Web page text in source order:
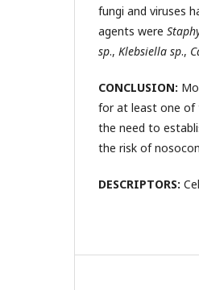
fungi and viruses
agents were
sp., Klebsiella sp.,
CONCLUSION:
for at least one of
the need to
the risk of
DESCRIPTORS: